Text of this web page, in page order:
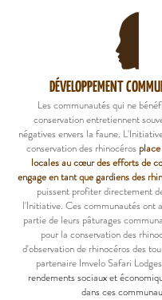
DÉVELOPPEMENT
Les communautés qui ne
conservation entretiennent
négatives envers la faune.
conservation des rhinocéros
locales au cœur des efforts de
engage en tant que gardiens des
puissent profiter directement
l'Initiative. Ces communautés ont
partie de leurs pâturages
pour la conservation des
d'observation de rhinocéros des
partenaire Imvelo Safari Lodges
rendements sociaux et
dans ces